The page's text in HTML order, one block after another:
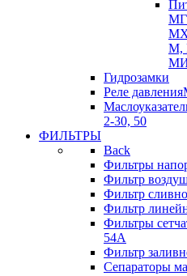
М,
Гидрозамки
Реле давления
2-30, 50
ФИЛЬТРЫ
Back
Фильтры
Фильтр
Фильтр
Фильтр
Фильтры
54А
Фильтр
Сепараторы